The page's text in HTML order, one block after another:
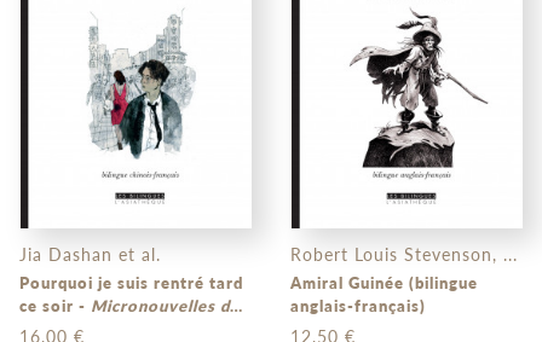
Jia Dashan et al.
Pourquoi je suis rentré tard
ce soir - Micronouvelles de
Chine(bilingue chinois –
16,00 €
Robert Louis Stevenson, ...
Amiral Guinée (bilingue
anglais-français)
12,50 €